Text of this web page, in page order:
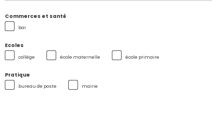
Commerces et santé
bar
Ecoles
collège école maternelle école primaire
Pratique
bureau de poste mairie